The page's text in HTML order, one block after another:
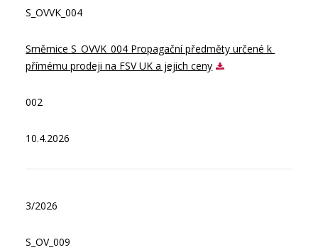
S_OVVK_004
Směrnice S_OVVK_004 Propagační předměty určené k
přímému prodeji na FSV UK a jejich ceny
002
10.4.2026
3/2026
S_OV_009